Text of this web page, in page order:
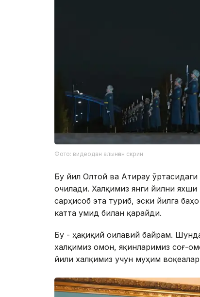
Фото: видеодан алынған скрин
Бу йил Олтой ва Атирау
очилади. Халқимиз янги йилни яхши
сарҳисоб эта туриб, эски йилга
катта умид билан қарайди.
Бу - ҳақиқий оилавий байрам.
халқимиз омон, яқинларимиз соғ-
йили халқимиз учун муҳим